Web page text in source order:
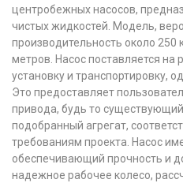
центробежных насосов,
чистых жидкостей. Модель,
производительность около 250
метров. Насос поставляется на
установку и транспортировку,
Это предоставляет
привода, будь то
подобранный агрегат,
требованиям проекта. Насос
обеспечивающий прочность и
надежное рабочее колесо,